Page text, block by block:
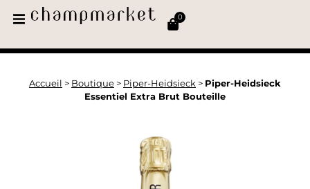
0
Accueil > Boutique > Piper-Heidsieck > Piper-Heidsieck
Essentiel Extra Brut Bouteille